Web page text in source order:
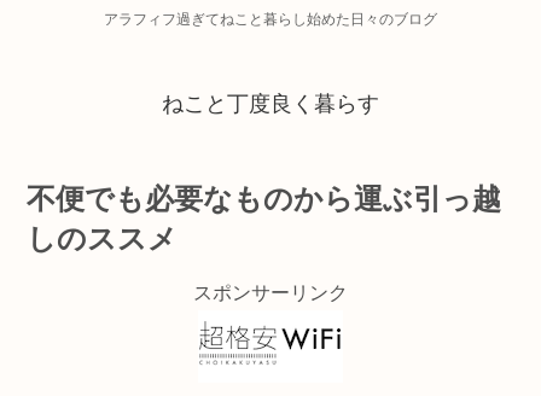
アラフィフ過ぎてねこと暮らし始めた日々のブログ
ねこと丁度良く暮らす
不便でも必要なものから運ぶ引っ越
しのススメ
スポンサーリンク